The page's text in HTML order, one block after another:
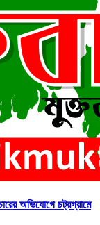
অভিযোগে চট্রগ্রামে